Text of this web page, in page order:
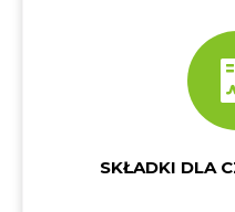
SKŁADKI DLA